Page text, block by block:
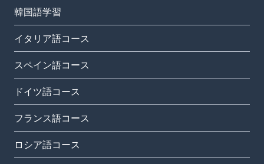
韓国語学習
イタリア語コース
スペイン語コース
ドイツ語コース
フランス語コース
ロシア語コース